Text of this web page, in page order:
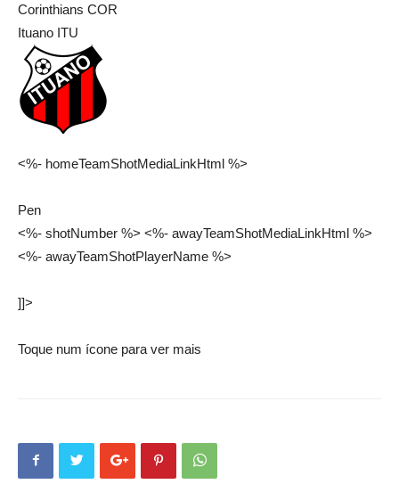
Corinthians COR
Ituano ITU
<%- homeTeamShotMediaLinkHtml %>
Pen
<%- shotNumber %> <%- awayTeamShotMediaLinkHtml %>
<%- awayTeamShotPlayerName %>
]]>
Toque num ícone para ver mais